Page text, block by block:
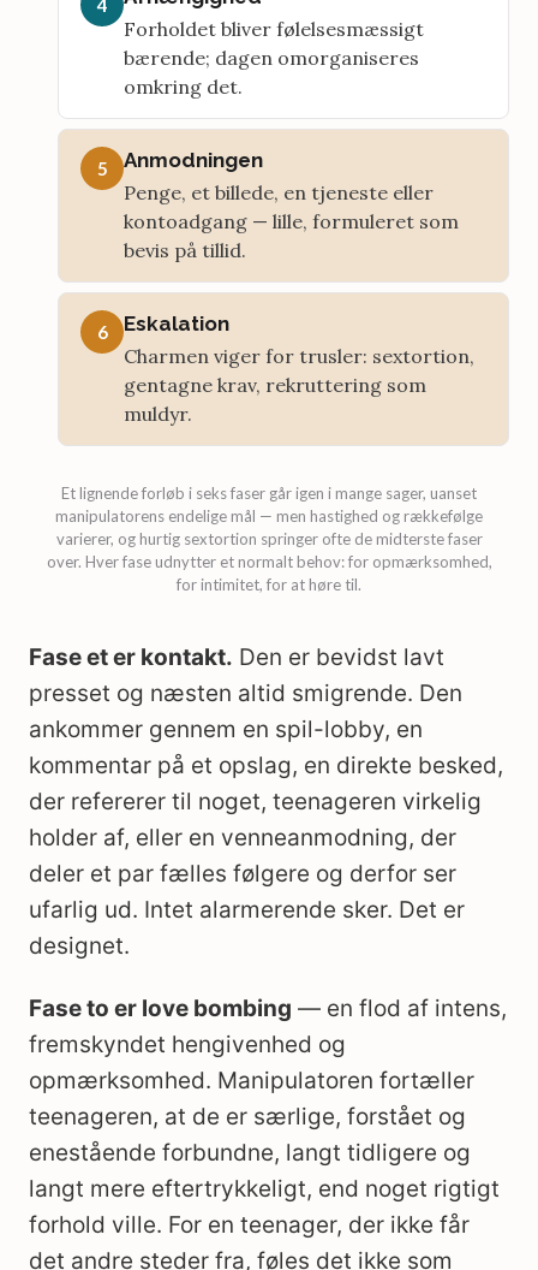
Forholdet bliver følelsesmæssigt
bærende; dagen omorganiseres
omkring det.
5
Anmodningen
Penge, et billede, en tjeneste eller
kontoadgang — lille, formuleret som
bevis på tillid.
6
Eskalation
Charmen viger for trusler: sextortion,
gentagne krav, rekruttering som
muldyr.
Et lignende forløb i seks faser går igen i mange sager, uanset
manipulatorens endelige mål — men hastighed og rækkefølge
varierer, og hurtig sextortion springer ofte de midterste faser
over. Hver fase udnytter et normalt behov: for opmærksomhed,
for intimitet, for at høre til.
Fase et er kontakt. Den er bevidst lavt
presset og næsten altid smigrende. Den
ankommer gennem en spil-lobby, en
kommentar på et opslag, en direkte besked,
der refererer til noget, teenageren virkelig
holder af, eller en venneanmodning, der
deler et par fælles følgere og derfor ser
ufarlig ud. Intet alarmerende sker. Det er
designet.
Fase to er love bombing — en flod af intens,
fremskyndet hengivenhed og
opmærksomhed. Manipulatoren fortæller
teenageren, at de er særlige, forstået og
enestående forbundne, langt tidligere og
langt mere eftertrykkeligt, end noget rigtigt
forhold ville. For en teenager, der ikke får
det andre steder fra, føles det ikke som